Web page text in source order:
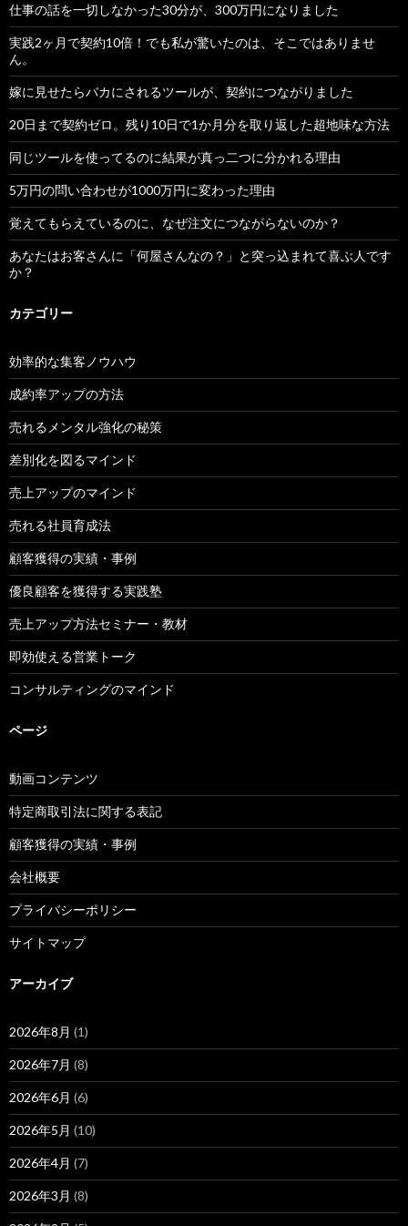
仕事の話を一切しなかった30分が、300万円になりました
実践2ヶ月で契約10倍！でも私が驚いたのは、そこではありませ
ん。
嫁に見せたらバカにされるツールが、契約につながりました
20日まで契約ゼロ。残り10日で1か月分を取り返した超地味な方法
同じツールを使ってるのに結果が真っ二つに分かれる理由
5万円の問い合わせが1000万円に変わった理由
覚えてもらえているのに、なぜ注文につながらないのか？
あなたはお客さんに「何屋さんなの？」と突っ込まれて喜ぶ人です
か？
カテゴリー
効率的な集客ノウハウ
成約率アップの方法
売れるメンタル強化の秘策
差別化を図るマインド
売上アップのマインド
売れる社員育成法
顧客獲得の実績・事例
優良顧客を獲得する実践塾
売上アップ方法セミナー・教材
即効使える営業トーク
コンサルティングのマインド
ページ
動画コンテンツ
特定商取引法に関する表記
顧客獲得の実績・事例
会社概要
プライバシーポリシー
サイトマップ
アーカイブ
2026年8月 (1)
2026年7月 (8)
2026年6月 (6)
2026年5月 (10)
2026年4月 (7)
2026年3月 (8)